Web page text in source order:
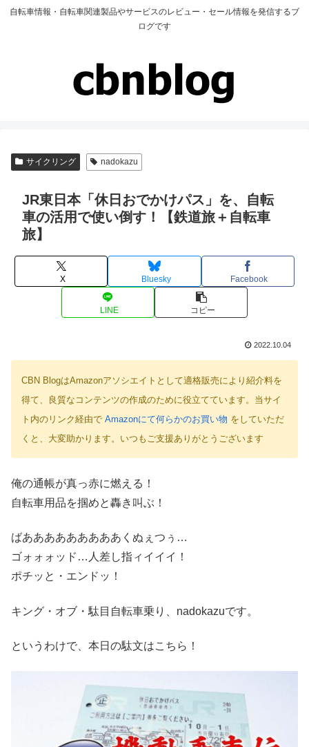
自転車情報・自転車関連製品やサービスのレビュー・セール情報を発信するブ
ログです
サイクリング nadokazu
JR東日本「休日おでかけパス」を、自転
車の活用で使い倒す！【鉄道旅＋自転車
旅】
X Bluesky Facebook
LINE コピー
2022.10.04
CBN BlogはAmazonアソシエイトとして適格販売により紹介料を
得て、良質なコンテンツの作成のために役立てています。当サイ
ト内のリンク経由で Amazonにて何らかのお買い物 をしていただ
くと、大変助かります。いつもご支援ありがとうございます
俺の通帳が真っ赤に燃える！
自転車用品を掴めと轟き叫ぶ！
ばあああああああああくぬぇつぅ…
ゴォォォッド…人差し指ィイイイ！
ポチッと・エンドッ！
キング・オブ・駄目自転車乗り、nadokazuです。
というわけで、本日の駄文はこちら！